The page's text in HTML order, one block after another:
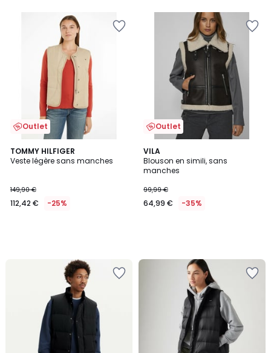
Outlet
TOMMY HILFIGER
Veste légère sans manches
149,90 €
112,42 € -25%
Outlet
VILA
Blouson en simili, sans
manches
99,99 €
64,99 € -35%